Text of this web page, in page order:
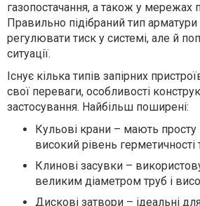
газопостачання, а також у мережах
Правильно підібраний тип
регулювати тиск у системі, але й
ситуації.
Існує кілька типів запірних
свої переваги, особливості
застосування. Найбільш поширені:
Кульові крани – мають просту
високий рівень герметичності
Клинові засувки –
великим діаметром труб і
Дискові затвори – ідеальні